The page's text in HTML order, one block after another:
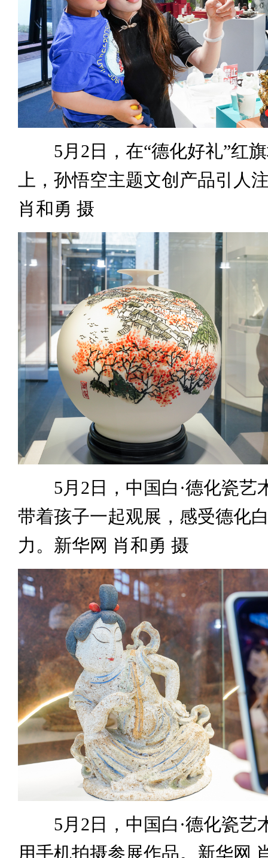
5月2日，在“德化好礼”红旗
上，孙悟空主题文创产品引人
肖和勇 摄
5月2日，中国白·德化瓷艺
带着孩子一起观展，感受德化
力。新华网 肖和勇 摄
5月2日，中国白·德化瓷艺
用手机拍摄参展作品。新华网